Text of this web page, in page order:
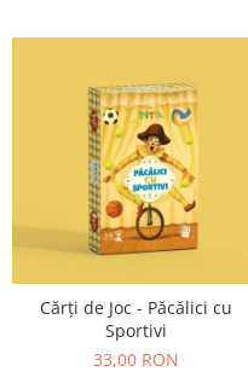
Cărți de Joc - Păcălici cu
Sportivi
33,00 RON